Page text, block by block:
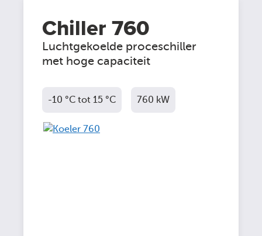
Chiller 760
Luchtgekoelde proceschiller
met hoge capaciteit
-10 °C tot 15 °C 760 kW